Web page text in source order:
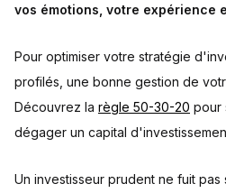
vos émotions, votre expérience
Pour optimiser votre stratégie
profilés, une bonne gestion de
Découvrez la règle 50-30-20 pour
dégager un capital
Un investisseur prudent ne fuit pas